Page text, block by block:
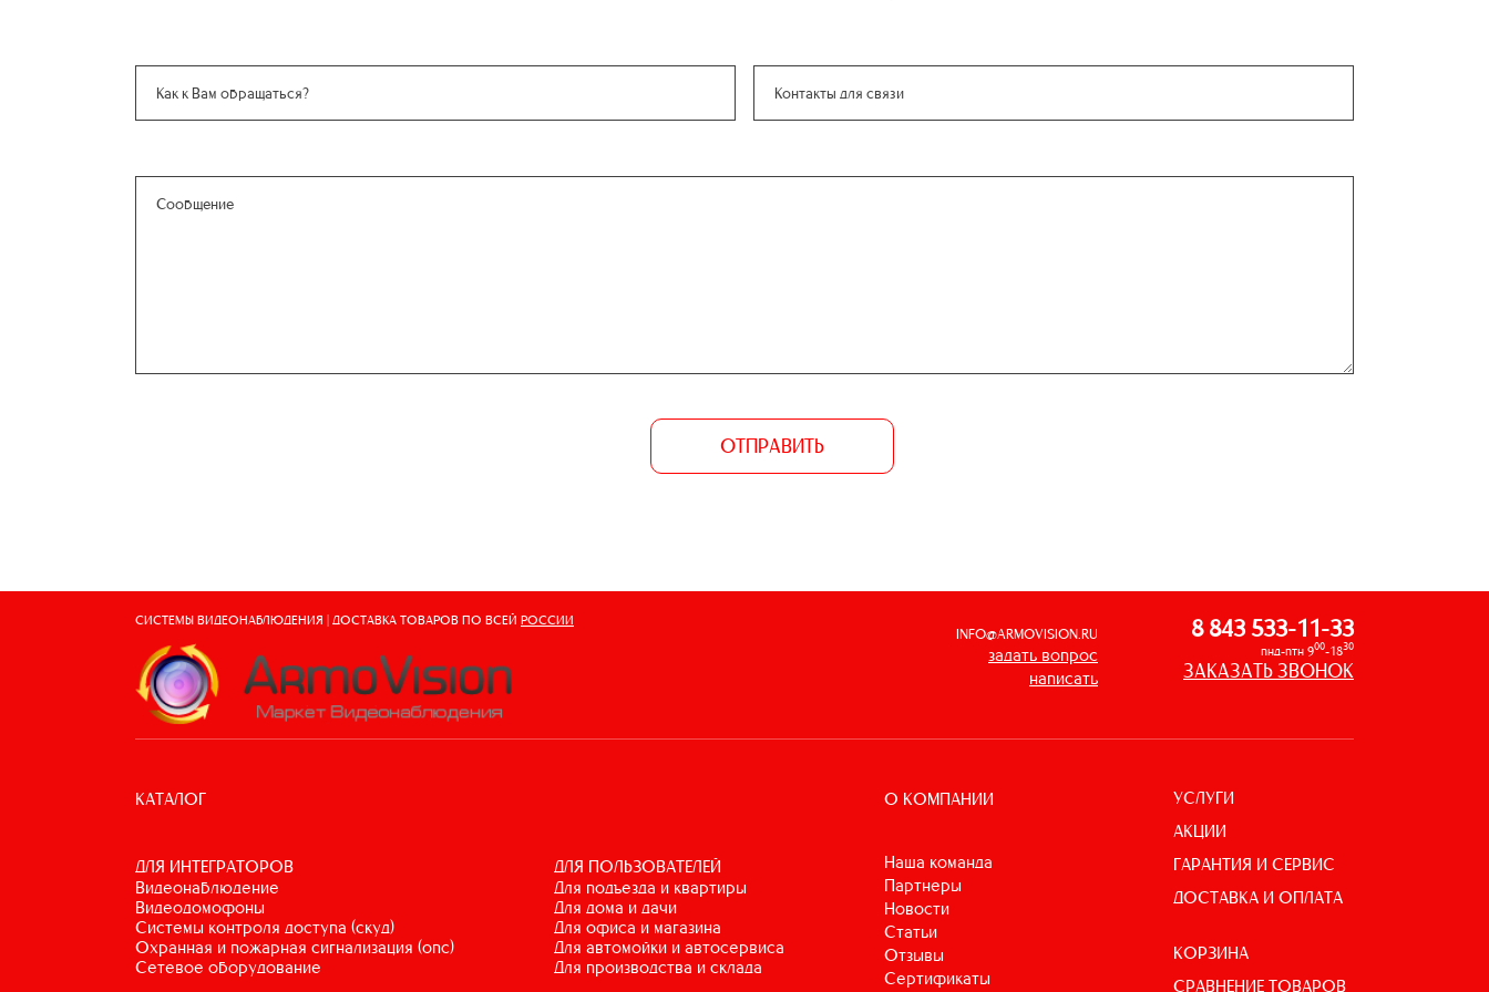
ОТПРАВИТЬ
СИСТЕМЫ ВИДЕОНАБЛЮДЕНИЯ | ДОСТАВКА ТОВАРОВ ПО ВСЕЙ РОССИИ
INFO@ARMOVISION.RU
задать вопрос
написать
8 843 533-11-33
пнд-птн 900-1830
ЗАКАЗАТЬ ЗВОНОК
КАТАЛОГ
ДЛЯ ИНТЕГРАТОРОВ
видеонаблюдение
видеодомофоны
системы контроля доступа (скуд)
охранная и пожарная сигнализация (опс)
сетевое оборудование
ДЛЯ ПОЛЬЗОВАТЕЛЕЙ
для подъезда и квартиры
для дома и дачи
для офиса и магазина
для автомойки и автосервиса
для производства и склада
О КОМПАНИИ
Наша команда
Партнеры
Новости
Статьи
Отзывы
Сертификаты
УСЛУГИ
АКЦИИ
ГАРАНТИЯ И СЕРВИС
ДОСТАВКА И ОПЛАТА
КОРЗИНА
СРАВНЕНИЕ ТОВАРОВ